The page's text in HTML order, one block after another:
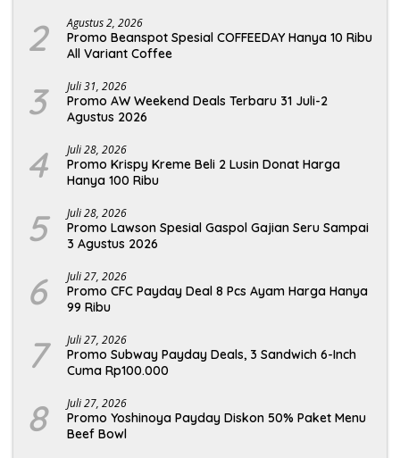
2 Agustus 2, 2026
Promo Beanspot Spesial COFFEEDAY Hanya 10 Ribu
All Variant Coffee
3 Juli 31, 2026
Promo AW Weekend Deals Terbaru 31 Juli-2
Agustus 2026
4 Juli 28, 2026
Promo Krispy Kreme Beli 2 Lusin Donat Harga
Hanya 100 Ribu
5 Juli 28, 2026
Promo Lawson Spesial Gaspol Gajian Seru Sampai
3 Agustus 2026
6 Juli 27, 2026
Promo CFC Payday Deal 8 Pcs Ayam Harga Hanya
99 Ribu
7 Juli 27, 2026
Promo Subway Payday Deals, 3 Sandwich 6-Inch
Cuma Rp100.000
8 Juli 27, 2026
Promo Yoshinoya Payday Diskon 50% Paket Menu
Beef Bowl